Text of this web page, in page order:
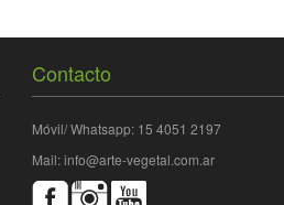
Contacto
Móvil/ Whatsapp: 15 4051 2197
Mail: info@arte-vegetal.com.ar